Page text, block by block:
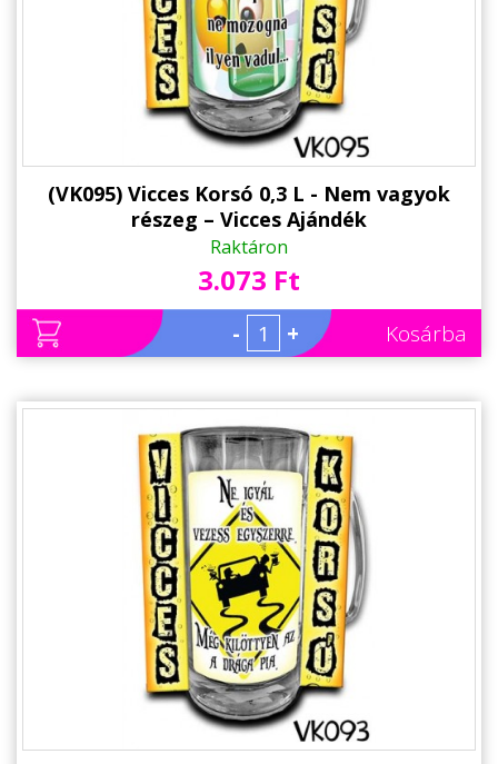
Ajándék Ötletek Férfiaknak
Családtagoknak
Barátnak/Barátnőnek
Névnapi ajándékok
Sport/Hobbi szerint
Állatos ajándéktárgyak
(VK095) Vicces Korsó 0,3 L - Nem vagyok
részeg – Vicces Ajándék
Raktáron
3.073 Ft
- + Kosárba